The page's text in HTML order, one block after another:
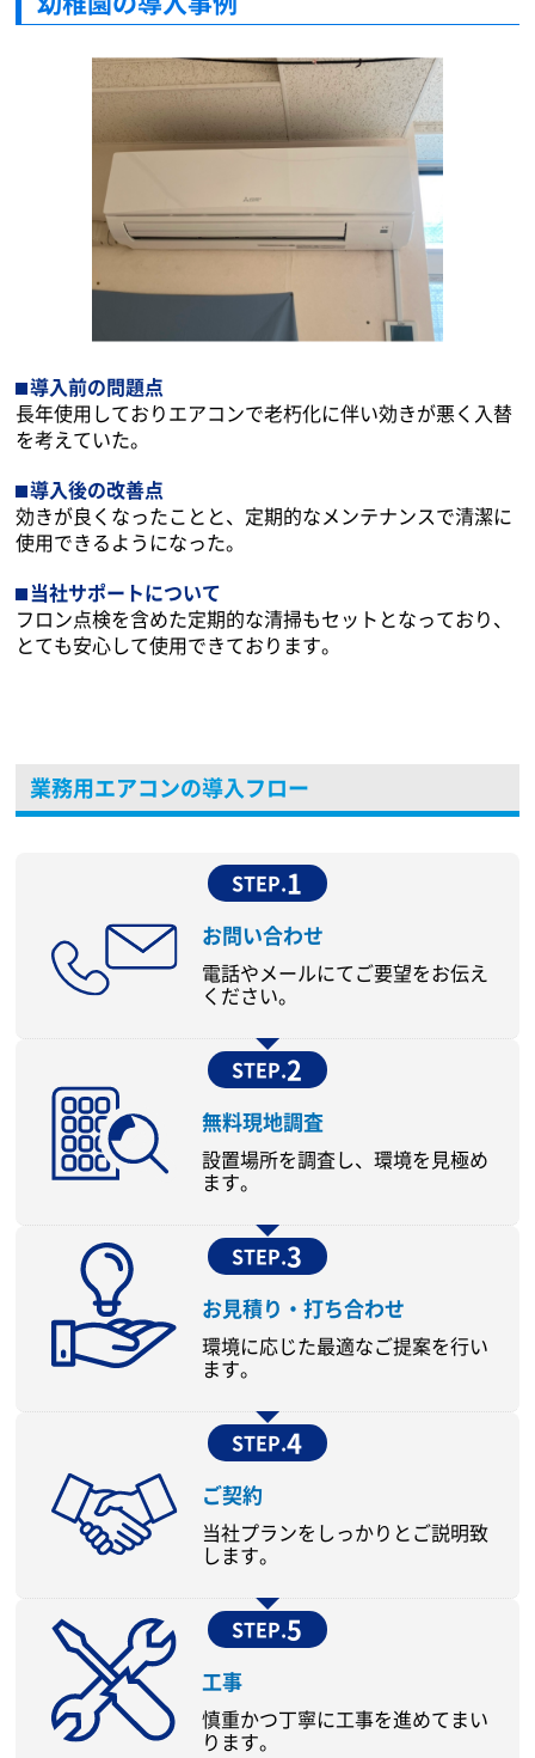
導入前の問題点
長年使用しておりエアコンで老朽化に伴い効きが悪く入替
を考えていた。
導入後の改善点
効きが良くなったことと、定期的なメンテナンスで清潔に
使用できるようになった。
当社サポートについて
フロン点検を含めた定期的な清掃もセットとなっており、
とても安心して使用できております。
業務用エアコンの導入フロー
STEP.1
お問い合わせ
電話やメールにてご要望をお伝え
ください。
STEP.2
無料現地調査
設置場所を調査し、環境を見極め
ます。
STEP.3
お見積り・打ち合わせ
環境に応じた最適なご提案を行い
ます。
STEP.4
ご契約
当社プランをしっかりとご説明致
します。
STEP.5
工事
慎重かつ丁寧に工事を進めてまい
ります。